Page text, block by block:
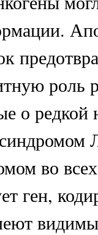
роль
о редкой
во
ген,